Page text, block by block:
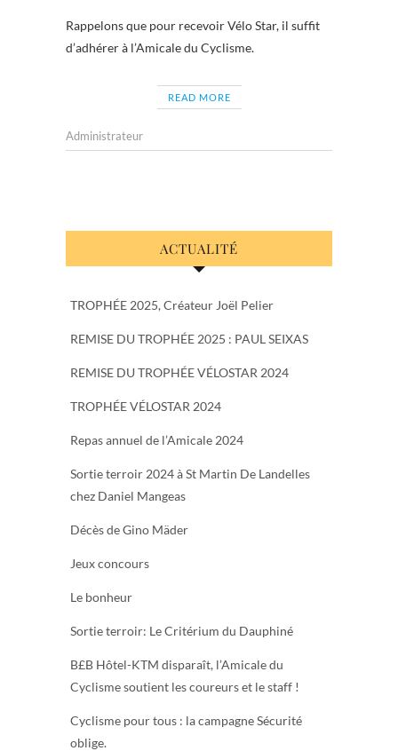
Rappelons que pour recevoir Vélo Star, il suffit
d’adhérer à l’Amicale du Cyclisme.
READ MORE
Administrateur
ACTUALITÉ
TROPHÉE 2025, Créateur Joël Pelier
REMISE DU TROPHÉE 2025 : PAUL SEIXAS
REMISE DU TROPHÉE VÉLOSTAR 2024
TROPHÉE VÉLOSTAR 2024
Repas annuel de l’Amicale 2024
Sortie terroir 2024 à St Martin De Landelles
chez Daniel Mangeas
Décès de Gino Mäder
Jeux concours
Le bonheur
Sortie terroir: Le Critérium du Dauphiné
B£B Hôtel-KTM disparaît, l’Amicale du
Cyclisme soutient les coureurs et le staff !
Cyclisme pour tous : la campagne Sécurité
oblige.